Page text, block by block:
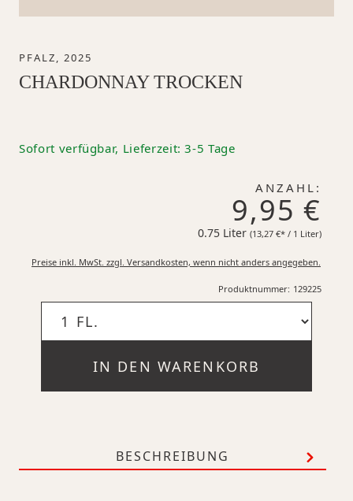
PFALZ, 2025
CHARDONNAY TROCKEN
Sofort verfügbar, Lieferzeit: 3-5 Tage
ANZAHL:
9,95 €
0.75 Liter (13,27 €* / 1 Liter)13,27
Preise inkl. MwSt. zzgl. Versandkosten, wenn nicht anders angegeben.
Produktnummer: 129225
IN DEN WARENKORB
BESCHREIBUNG